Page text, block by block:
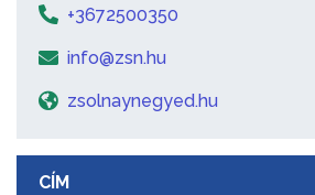
+3672500350
info@zsn.hu
zsolnaynegyed.hu
CÍM